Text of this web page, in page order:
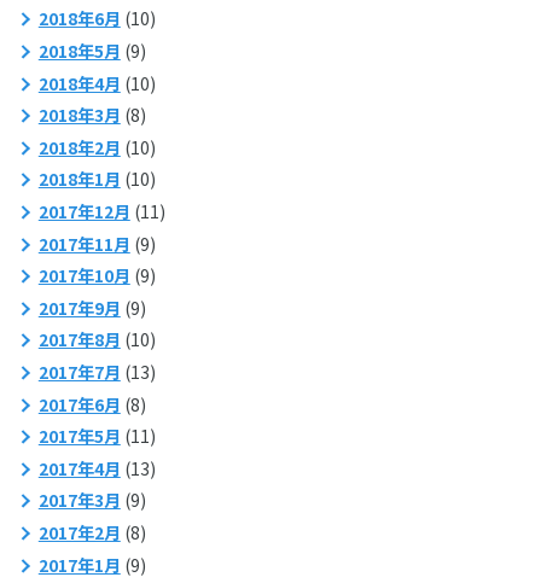
2018年6月 (10)
2018年5月 (9)
2018年4月 (10)
2018年3月 (8)
2018年2月 (10)
2018年1月 (10)
2017年12月 (11)
2017年11月 (9)
2017年10月 (9)
2017年9月 (9)
2017年8月 (10)
2017年7月 (13)
2017年6月 (8)
2017年5月 (11)
2017年4月 (13)
2017年3月 (9)
2017年2月 (8)
2017年1月 (9)